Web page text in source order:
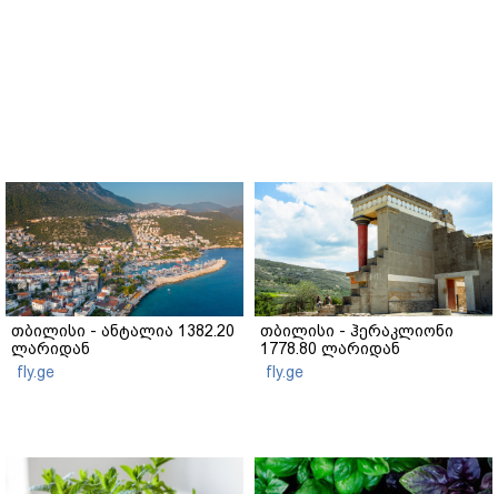
თბილისი - ანტალია 1382.20
ლარიდან
fly.ge
თბილისი - ჰერაკლიონი
1778.80 ლარიდან
fly.ge